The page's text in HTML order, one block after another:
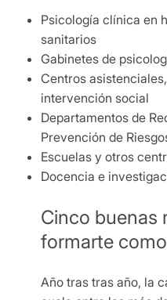
Psicología clínica en
sanitarios
Gabinetes de
Centros
intervención social
Departamentos de
Prevención de
Escuelas y otros
Docencia e
Cinco buenas
formarte
Año tras tras año, la